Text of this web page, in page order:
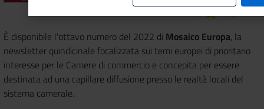
È disponibile l'ottavo numero del 2022 di Mosaico Europa, la
newsletter quindicinale focalizzata sui temi europei di prioritario
interesse per le Camere di commercio e concepita per essere
destinata ad una capillare diffusione presso le realtà locali del
sistema camerale.